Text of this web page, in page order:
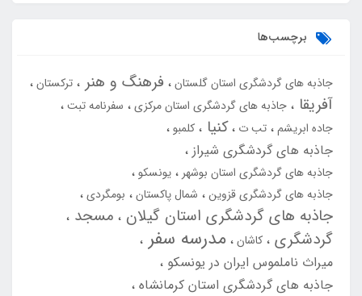
برچسب‌ها
جاذبه های گردشگری استان گلستان فرهنگ و هنر ترکستان
آفریقا جاذبه های گردشگری استان مرکزی
سفرنامه تبت
جاده ابریشم تب ت کنیا کلمبو
جاذبه های گردشگری شیراز
جاذبه های گردشگری استان بوشهر
یونسکو
جاذبه های گردشگری قزوین
شمال پاکستان بومگردی
جاذبه های گردشگری استان گیلان مسجد
گردشگری
کاشان مدرسه سفر
میراث ناملموس ایران در یونسکو
جاذبه های گردشگری استان کرمانشاه